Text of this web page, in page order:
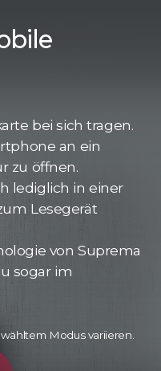
bei sich tragen.
an ein
zu öffnen.
lediglich in einer
Lesegerät
von Suprema
sogar im
Modus variieren.